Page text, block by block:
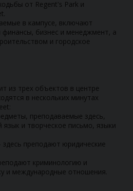
от Regent's Park и
в кампусе, включают
финансы, бизнес и менеджмент, а
и городское
из трех объектов в центре
в нескольких минутах
преподаваемые здесь,
язык и творческое письмо, языки
преподают юридические
криминологию и
и международные отношения.